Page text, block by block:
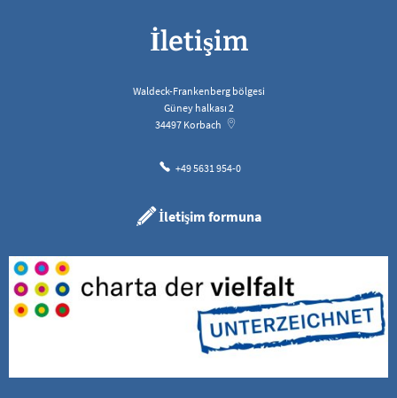
İletişim
Waldeck-Frankenberg bölgesi
Güney halkası 2
34497 Korbach
+49 5631 954-0
İletişim formuna